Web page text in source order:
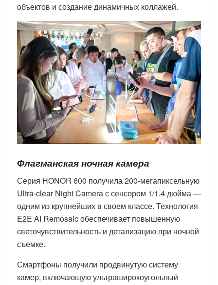
объектов и создание динамичных коллажей.
Флагманская ночная камера
Серия HONOR 600 получила 200-мегапиксельную
Ultra-clear Night Camera с сенсором 1/1.4 дюйма —
одним из крупнейших в своем классе. Технология
E2E AI Remosaic обеспечивает повышенную
светочувствительность и детализацию при ночной
съемке.
Смартфоны получили продвинутую систему
камер, включающую ультраширокоугольный